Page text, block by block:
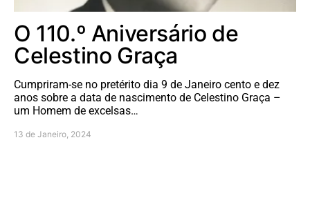
O 110.º Aniversário de
Celestino Graça
Cumpriram-se no pretérito dia 9 de Janeiro cento e dez
anos sobre a data de nascimento de Celestino Graça –
um Homem de excelsas…
13 de Janeiro, 2024